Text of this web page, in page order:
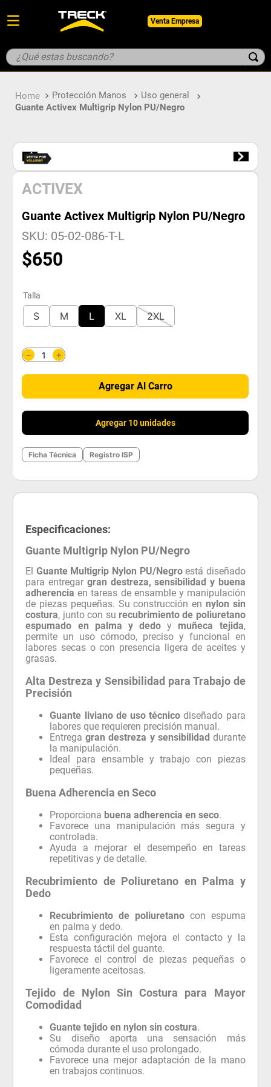
Venta Empresa
¿Qué estas buscando?
Protección Manos
Uso general
Guante Activex Multigrip Nylon PU/Negro
ACTIVEX
Guante Activex Multigrip Nylon PU/Negro
SKU: 05-02-086-T-L
$650
Talla
S M L XL 2XL
＋
－
Agregar Al Carro
Agregar 10 unidades
Ficha Técnica Registro ISP
Especificaciones:
Guante Multigrip Nylon PU/Negro
El Guante Multigrip Nylon PU/Negroestá diseñado
para entregar gran destreza, sensibilidad y buena
adherencia en tareas de ensamble y manipulación
de piezas pequeñas. Su construcción en nylon sin
costura, junto con su recubrimiento de poliuretano
espumado en palma y dedo y muñeca tejida,
permite un uso cómodo, preciso y funcional en
labores secas o con presencia ligera de aceites y
grasas.
Alta Destreza y Sensibilidad para Trabajo de
Precisión
Guante liviano de uso técnico diseñado para
labores que requieren precisión manual.
Entregagran destreza y sensibilidad durante
la manipulación.
Ideal para ensamble y trabajo con piezas
pequeñas.
Buena Adherencia en Seco
Proporciona buena adherencia en seco.
Favorece una manipulación más segura y
controlada.
Ayuda a mejorar el desempeño en tareas
repetitivas y de detalle.
Recubrimiento de Poliuretano en Palma y
Dedo
Recubrimiento de poliuretano con espuma
en palma y dedo.
Esta configuración mejora el contacto y la
respuesta táctil del guante.
Favorece el control de piezas pequeñas o
ligeramente aceitosas.
Tejido de Nylon Sin Costura para Mayor
Comodidad
Guante tejido en nylon sin costura.
Su diseño aporta una sensación más
cómoda durante el uso prolongado.
Favorece una mejor adaptación de la mano
en trabajos continuos.
1. botin